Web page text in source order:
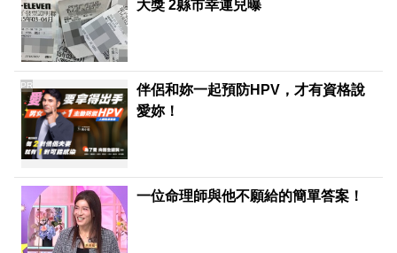
大獎 2縣市幸運兒曝
伴侶和妳一起預防HPV，才有資格說
愛妳！
PR
一位命理師與他不願給的簡單答案！